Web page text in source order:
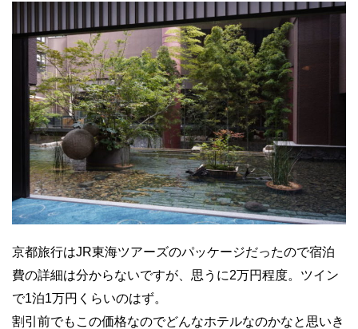
京都旅行はJR東海ツアーズのパッケージだったので宿泊
費の詳細は分からないですが、思うに2万円程度。ツイン
で1泊1万円くらいのはず。
割引前でもこの価格なのでどんなホテルなのかなと思いき